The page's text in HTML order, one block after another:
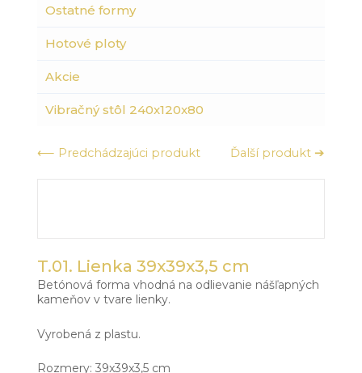
Ostatné formy
Hotové ploty
Akcie
Vibračný stôl 240x120x80
⟵ Predchádzajúci produkt Ďalší produkt ➔
T.01. Lienka 39x39x3,5 cm
Betónová forma vhodná na odlievanie nášľapných
kameňov v tvare lienky.
Vyrobená z plastu.
Rozmery: 39x39x3,5 cm